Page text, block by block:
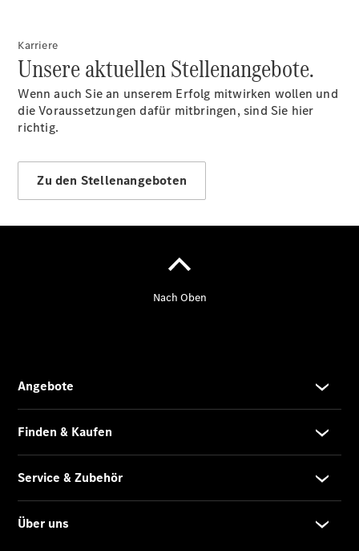
Unfallhilfe
Reparatur
&
Werkstatt
Unfallreparaturen
SmallRepair
Mercedes
Karriere
Unsere aktuellen Stellenangebote.
Wenn auch Sie an unserem Erfolg mitwirken wollen und
die Voraussetzungen dafür mitbringen, sind Sie hier
richtig.
Zu den Stellenangeboten